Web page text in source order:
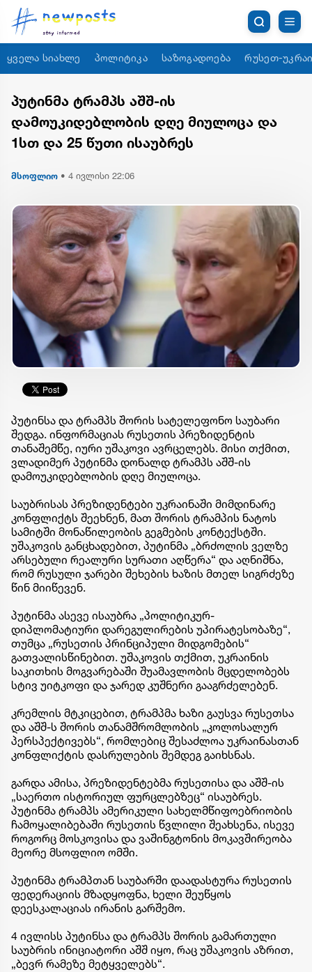
ყველა სიახლე პოლიტიკა საზოგადოება რუსეთ-
პუტინმა ტრამპს აშშ-ის
დამოუკიდებლობის დღე მიულოცა და
1სთ და 25 წუთი ისაუბრეს
მსოფლიო • 4 ივლისი 22:06
პუტინსა და ტრამპს შორის სატელეფონო საუბარი
შედგა. ინფორმაციას რუსეთის პრეზიდენტის
თანაშემწე, იური უშაკოვი ავრცელებს. მისი თქმით,
ვლადიმერ პუტინმა დონალდ ტრამპს აშშ-ის
დამოუკიდებლობის დღე მიულოცა.
საუბრისას პრეზიდენტები უკრაინაში მიმდინარე
კონფლიქტს შეეხნენ, მათ შორის ტრამპის ნატოს
სამიტში მონაწილეობის გეგმების კონტექსტში.
უშაკოვის განცხადებით, პუტინმა „ბრძოლის ველზე
არსებული რეალური სურათი აღწერა“ და აღნიშნა,
რომ რუსული ჯარები შეხების ხაზის მთელ სიგრძეზე
წინ მიიწევენ.
პუტინმა ასევე ისაუბრა „პოლიტიკურ-
დიპლომატიური დარეგულირების უპირატესობაზე“,
თუმცა „რუსეთის პრინციპული მიდგომების“
გათვალისწინებით. უშაკოვის თქმით, უკრაინის
საკითხის მოგვარებაში შუამავლობის მცდელობებს
სტივ უიტკოფი და ჯარედ კუშნერი გააგრძელებენ.
კრემლის მტკიცებით, ტრამპმა ხაზი გაუსვა რუსეთსა
და აშშ-ს შორის თანამშრომლობის „კოლოსალურ
პერსპექტივებს“, რომლებიც შესაძლოა უკრაინასთან
კონფლიქტის დასრულების შემდეგ გაიხსნას.
გარდა ამისა, პრეზიდენტებმა რუსეთისა და აშშ-ის
„საერთო ისტორიულ ფურცლებზეც“ ისაუბრეს.
პუტინმა ტრამპს ამერიკული სახელმწიფოებრიობის
ჩამოყალიბებაში რუსეთის წვლილი შეახსენა, ისევე
როგორც მოსკოვისა და ვაშინგტონის მოკავშირეობა
მეორე მსოფლიო ომში.
პუტინმა ტრამპთან საუბარში დაადასტურა რუსეთის
ფედერაციის მზადყოფნა, ხელი შეუწყოს
დეესკალაციას ირანის გარშემო.
4 ივლისს პუტინსა და ტრამპს შორის გამართული
საუბრის ინიციატორი აშშ იყო, რაც უშაკოვის აზრით,
„ბევრ რამეზე მეტყველებს“.